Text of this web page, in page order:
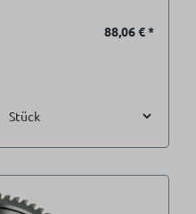
88,06 €*
erhöhen